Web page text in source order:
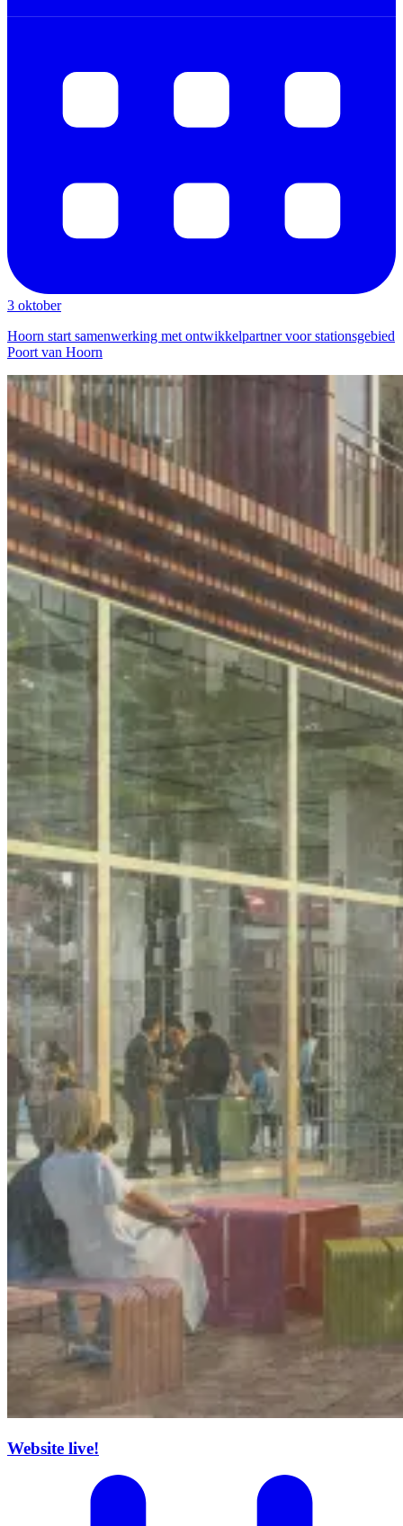
3 oktober
Hoorn start samenwerking met ontwikkelpartner voor stationsgebied
Poort van Hoorn
Website live!